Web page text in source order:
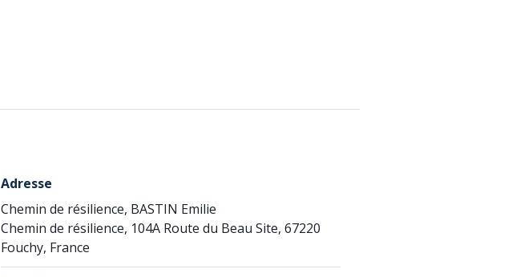
Adresse
Chemin de résilience, BASTIN Emilie
Chemin de résilience, 104A Route du Beau Site, 67220
Fouchy, France